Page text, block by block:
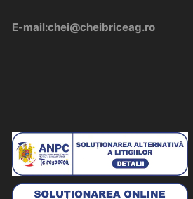
E-mail:chei@cheibriceag.ro